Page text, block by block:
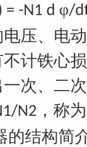
= -N1 d φ/
压、电
计铁心
次、二
N2 ，称
的结构简